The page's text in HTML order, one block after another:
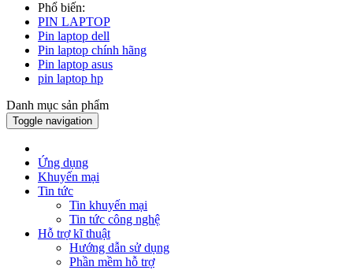
Phổ biến:
PIN LAPTOP
Pin laptop dell
Pin laptop chính hãng
Pin laptop asus
pin laptop hp
Danh mục sản phẩm
Toggle navigation
Ứng dụng
Khuyến mại
Tin tức
Tin khuyến mại
Tin tức công nghệ
Hỗ trợ kĩ thuật
Hướng dẫn sử dụng
Phần mềm hỗ trợ